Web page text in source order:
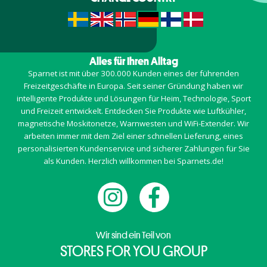
Alles für Ihren Alltag
Sparnet ist mit über 300.000 Kunden eines der führenden
Freizeitgeschäfte in Europa. Seit seiner Gründung haben wir
intelligente Produkte und Lösungen für Heim, Technologie, Sport
und Freizeit entwickelt. Entdecken Sie Produkte wie Luftkühler,
magnetische Moskitonetze, Warnwesten und WiFi-Extender. Wir
arbeiten immer mit dem Ziel einer schnellen Lieferung, eines
personalisierten Kundenservice und sicherer Zahlungen für Sie
als Kunden. Herzlich willkommen bei Sparnets.de!
Wir sind ein Teil von
STORES FOR YOU GROUP